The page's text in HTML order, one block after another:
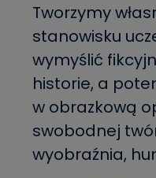
Tworzymy
stanowisku
wymyślić
historie, a
w obrazkową
swobodnej
wyobraźnia,